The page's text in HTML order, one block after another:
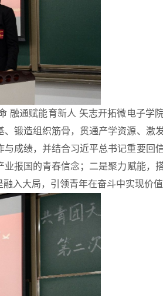
融通赋能育新人 矢志开拓微电子学
、锻造组织筋骨，贯通产学资源、激
与成绩，并结合习近平总书记重要回
业报国的青春信念 ；二是聚力赋能，
融入大局，引领青年在奋斗中实现价值